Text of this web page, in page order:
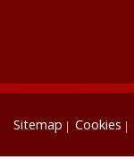
Sitemap Cookies